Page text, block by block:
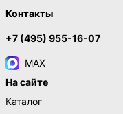
Контакты
+7 (495) 955-16-07
MAX
На сайте
Каталог